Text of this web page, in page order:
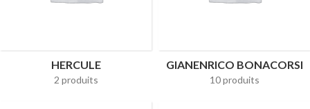
HERCULE
2 produits
GIANENRICO BONACORSI
10 produits